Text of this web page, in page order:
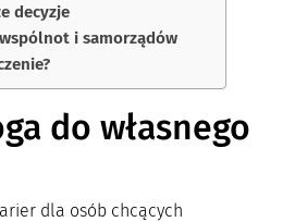
decyzje
i samorządów
do własnego
dla osób chcących